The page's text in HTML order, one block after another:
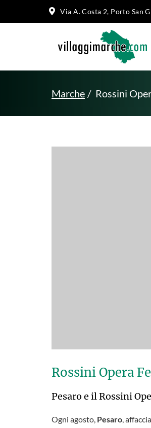
Via A. Costa 2, Porto San
Marche Rossini
Rossini Opera
Pesaro e il Rossini
Ogni agosto, Pesaro,